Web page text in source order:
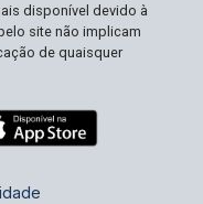
disponível devido à
site não implicam
de quaisquer